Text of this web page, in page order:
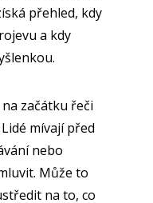
přehled, kdy
a kdy
začátku řeči
mívají před
nebo
Může to
na to, co